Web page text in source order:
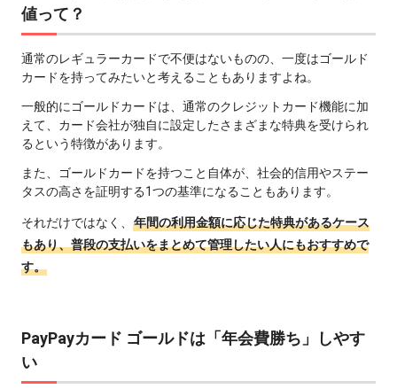
値って？
通常のレギュラーカードで不便はないものの、一度はゴールド
カードを持ってみたいと考えることもありますよね。
一般的にゴールドカードは、通常のクレジットカード機能に加
えて、カード会社が独自に設定したさまざまな特典を受けられ
るという特徴があります。
また、ゴールドカードを持つこと自体が、社会的信用やステー
タスの高さを証明する1つの基準になることもあります。
それだけではなく、 年間の利用金額に応じた特典があるケース
もあり、普段の支払いをまとめて管理したい人にもおすすめで
す。
PayPayカード ゴールドは「年会費勝ち」しやす
い